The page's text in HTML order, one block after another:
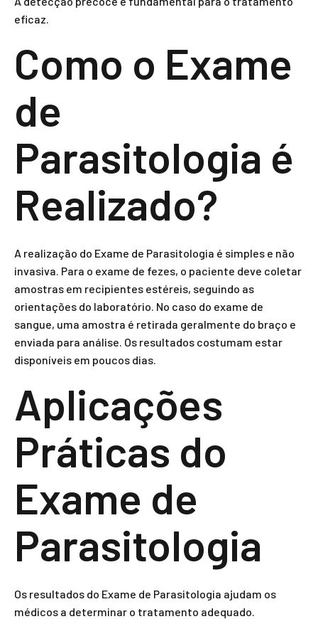
eficaz.
Como o Exame
de
Parasitologia é
Realizado?
A realização do Exame de Parasitologia é simples e não
invasiva. Para o exame de fezes, o paciente deve coletar
amostras em recipientes estéreis, seguindo as
orientações do laboratório. No caso do exame de
sangue, uma amostra é retirada geralmente do braço e
enviada para análise. Os resultados costumam estar
disponíveis em poucos dias.
Aplicações
Práticas do
Exame de
Parasitologia
Os resultados do Exame de Parasitologia ajudam os
médicos a determinar o tratamento adequado.